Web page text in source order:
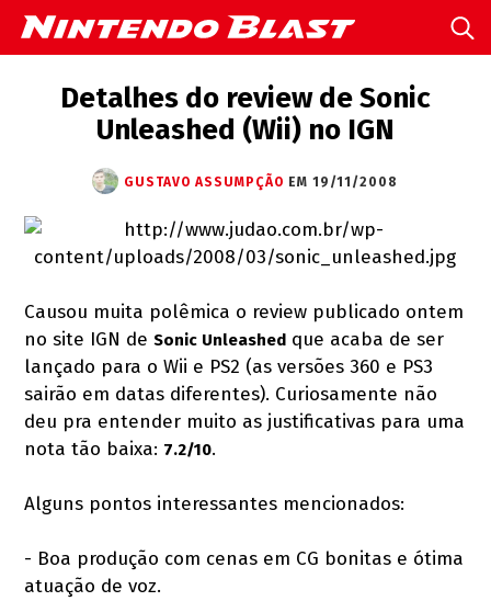
Detalhes do review de Sonic
Unleashed (Wii) no IGN
GUSTAVO ASSUMPÇÃO EM 19/11/2008
Causou muita polêmica o review publicado ontem
no site IGN deSonic Unleashed que acaba de ser
lançado para o Wii e PS2 (as versões 360 e PS3
sairão em datas diferentes). Curiosamente não
deu pra entender muito as justificativas para uma
nota tão baixa: 7.2/10.
Alguns pontos interessantes mencionados:
- Boa produção com cenas em CG bonitas e ótima
atuação de voz.